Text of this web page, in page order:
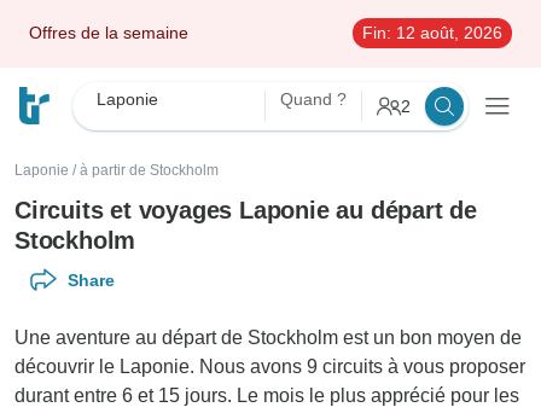
Offres de la semaine Fin: 12 août, 2026
Laponie Quand ? 2
Laponie / à partir de Stockholm
Circuits et voyages Laponie au départ de
Stockholm
Share
Une aventure au départ de Stockholm est un bon moyen de
découvrir le Laponie. Nous avons 9 circuits à vous proposer
durant entre 6 et 15 jours. Le mois le plus apprécié pour les